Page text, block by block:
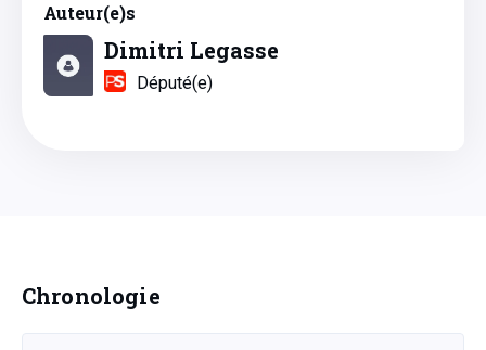
Auteur(e)s
Dimitri Legasse
Député(e)
Chronologie